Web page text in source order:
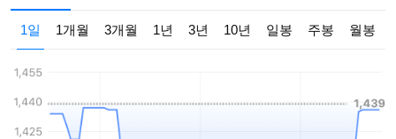
1일 1개월 3개월 1년 3년 10년 일봉 주봉 월봉